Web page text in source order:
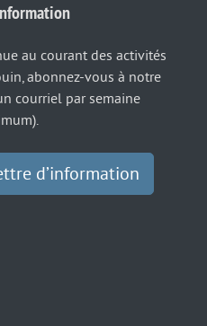
au courant des activités
abonnez-vous à notre
courriel par semaine
d’information